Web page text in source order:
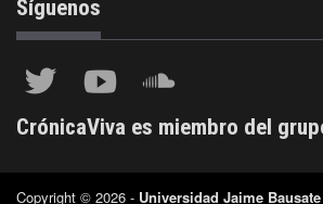
Síguenos
CrónicaViva es miembro del
Copyright © 2026 - Universidad Jaime